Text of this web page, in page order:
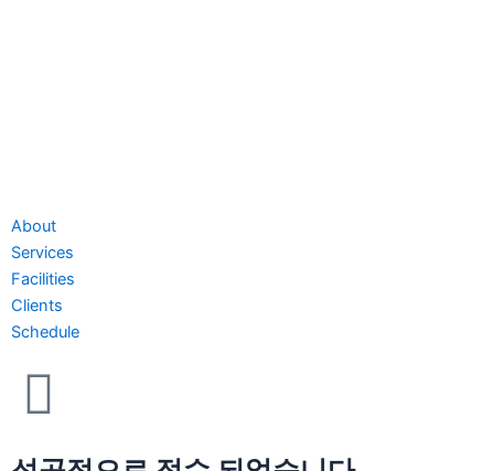
About
Services
Facilities
Clients
Schedule